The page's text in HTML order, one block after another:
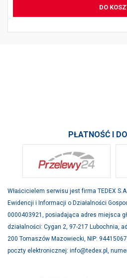
DO
PŁATNOŚĆ I
Właścicielem serwisu jest firma TEDEX
Ewidencji i Informacji o Działalności
0000403921, posiadająca adres miejsca
działalności: Cygan 2, 97-217 Lubochnia,
200 Tomaszów Mazowiecki, NIP:
poczty elektronicznej: info@tedex.pl,